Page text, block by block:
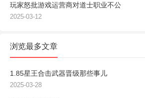
玩家怒批游戏运营商对道士职业不公
2025-03-12
浏览最多文章
1.85星王合击武器晋级那些事儿
2025-03-28